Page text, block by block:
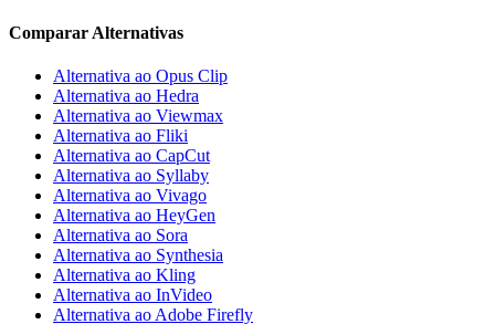
Comparar Alternativas
Alternativa ao Opus Clip
Alternativa ao Hedra
Alternativa ao Viewmax
Alternativa ao Fliki
Alternativa ao CapCut
Alternativa ao Syllaby
Alternativa ao Vivago
Alternativa ao HeyGen
Alternativa ao Sora
Alternativa ao Synthesia
Alternativa ao Kling
Alternativa ao InVideo
Alternativa ao Adobe Firefly